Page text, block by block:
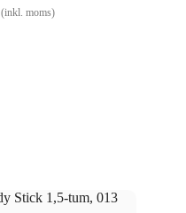
(inkl. moms)